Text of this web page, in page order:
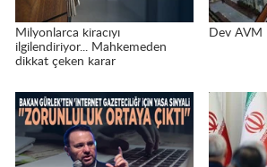
Milyonlarca kiracıyı
ilgilendiriyor... Mahkemeden
dikkat çeken karar
Dev AVM